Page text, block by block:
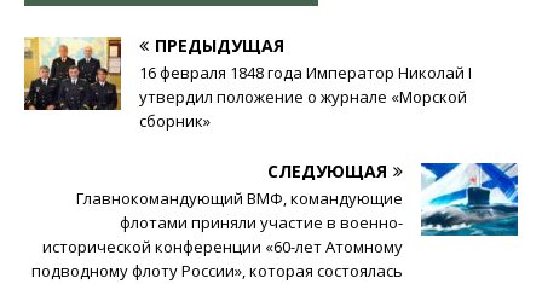
ПРЕДЫДУЩАЯ
16 февраля 1848 года Император Николай I
утвердил положение о журнале «Морской
сборник»
СЛЕДУЮЩАЯ
Главнокомандующий ВМФ, командующие
флотами приняли участие в военно-
исторической конференции «60-лет Атомному
подводному флоту России», которая состоялась